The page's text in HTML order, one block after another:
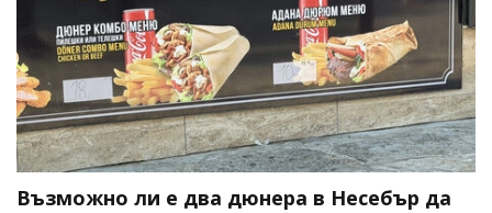
Възможно ли е два дюнера в Несебър да